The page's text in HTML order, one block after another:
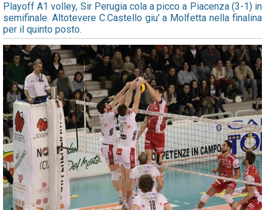
Playoff A1 volley, Sir Perugia cola a picco a Piacenza (3-1) in
semifinale. Altotevere C.Castello giu' a Molfetta nella finalina
per il quinto posto.